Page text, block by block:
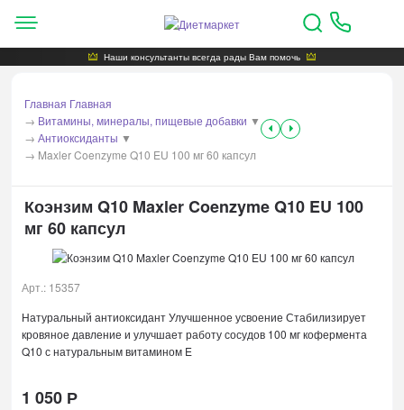
Наши консультанты всегда рады Вам помочь
Главная Главная
→ Витамины, минералы, пищевые добавки ▼
→ Антиоксиданты ▼
→ Maxler Coenzyme Q10 EU 100 мг 60 капсул
Коэнзим Q10 Maxler Coenzyme Q10 EU 100
мг 60 капсул
Арт.: 15357
Натуральный антиоксидант Улучшенное усвоение Стабилизирует
кровяное давление и улучшает работу сосудов 100 мг кофермента
Q10 с натуральным витамином E
1 050 Р